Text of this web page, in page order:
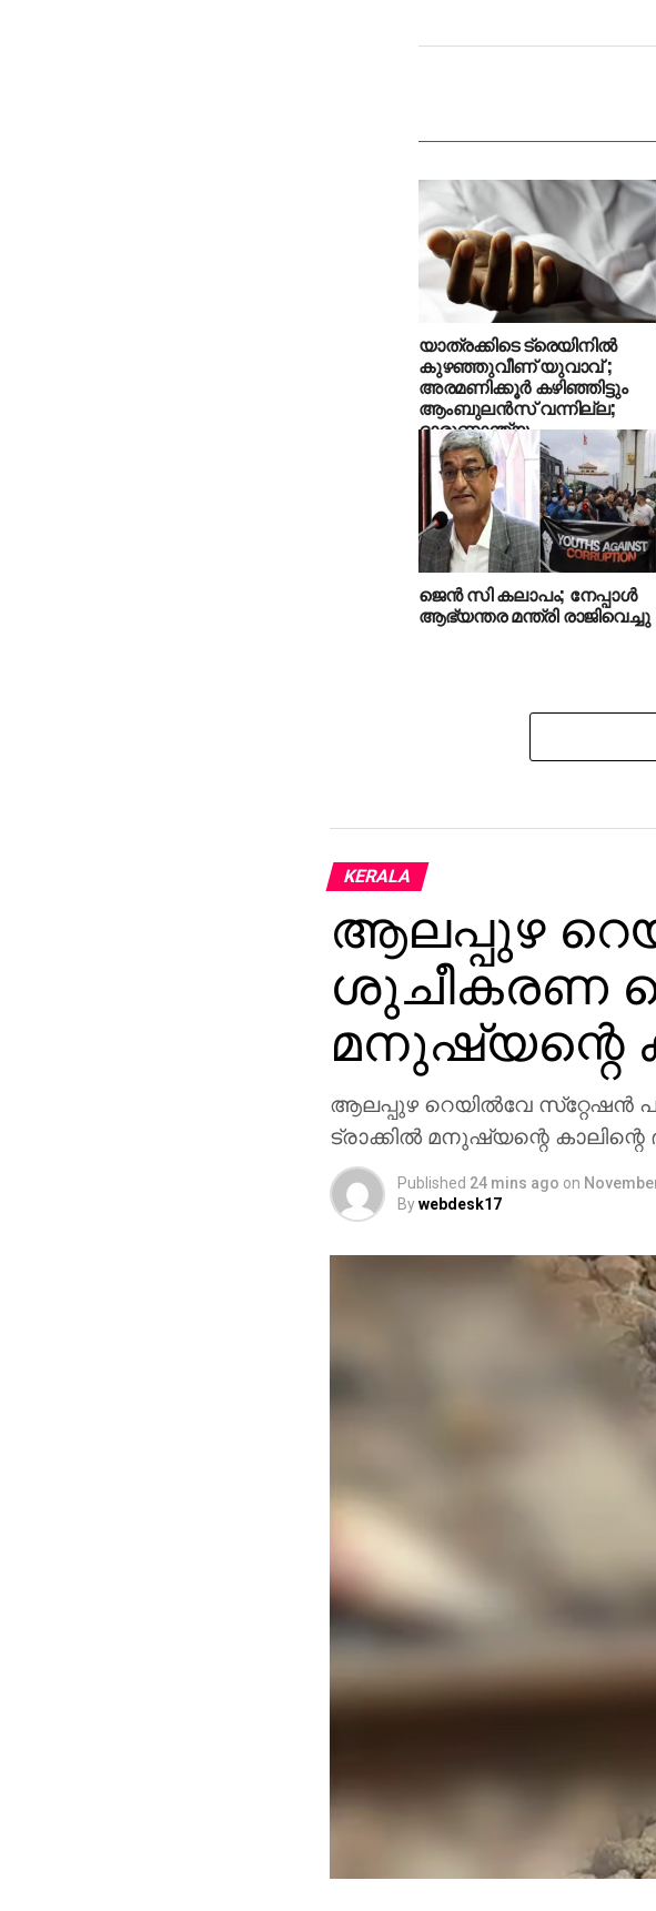
യാത്രക്കിടെ ട്രെയിനില്‍
കുഴഞ്ഞുവീണ് യുവാവ് ;
അരമണിക്കൂർ കഴിഞ്ഞിട്ടും
ആംബുലൻസ് വന്നില്ല;
ദാരുണാന്ത്യം
ജെന്‍ സി കലാപം; നേപ്പാള്‍
ആഭ്യന്തര മന്ത്രി രാജിവെച്ചു
KERALA
ആലപ്പുഴ
ശുചീകരണ
മനുഷ്യന്റെ
ആലപ്പുഴ റെയില്‍വേ സ്‌റ്റേഷന്‍
ട്രാക്കില്‍ മനുഷ്യന്റെ
Published 24 mins ago on
Bywebdesk17